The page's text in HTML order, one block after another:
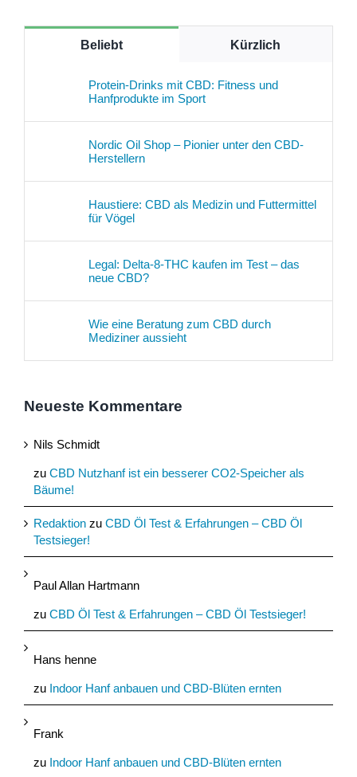
Beliebt Kürzlich
Protein-Drinks mit CBD: Fitness und
Hanfprodukte im Sport
Nordic Oil Shop – Pionier unter den CBD-
Herstellern
Haustiere: CBD als Medizin und Futtermittel
für Vögel
Legal: Delta-8-THC kaufen im Test – das
neue CBD?
Wie eine Beratung zum CBD durch
Mediziner aussieht
Neueste Kommentare
Nils Schmidt
zu CBD Nutzhanf ist ein besserer CO2-Speicher als
Bäume!
Redaktion zu CBD Öl Test & Erfahrungen – CBD Öl
Testsieger!
Paul Allan Hartmann
zu CBD Öl Test & Erfahrungen – CBD Öl Testsieger!
Hans henne
zu Indoor Hanf anbauen und CBD-Blüten ernten
Frank
zu Indoor Hanf anbauen und CBD-Blüten ernten